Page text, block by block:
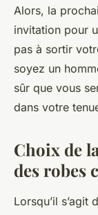
Alors, la
invitation pour
pas à sortir
soyez un
sûr que vous
dans votre
Choix de
des robes
Lorsqu’il